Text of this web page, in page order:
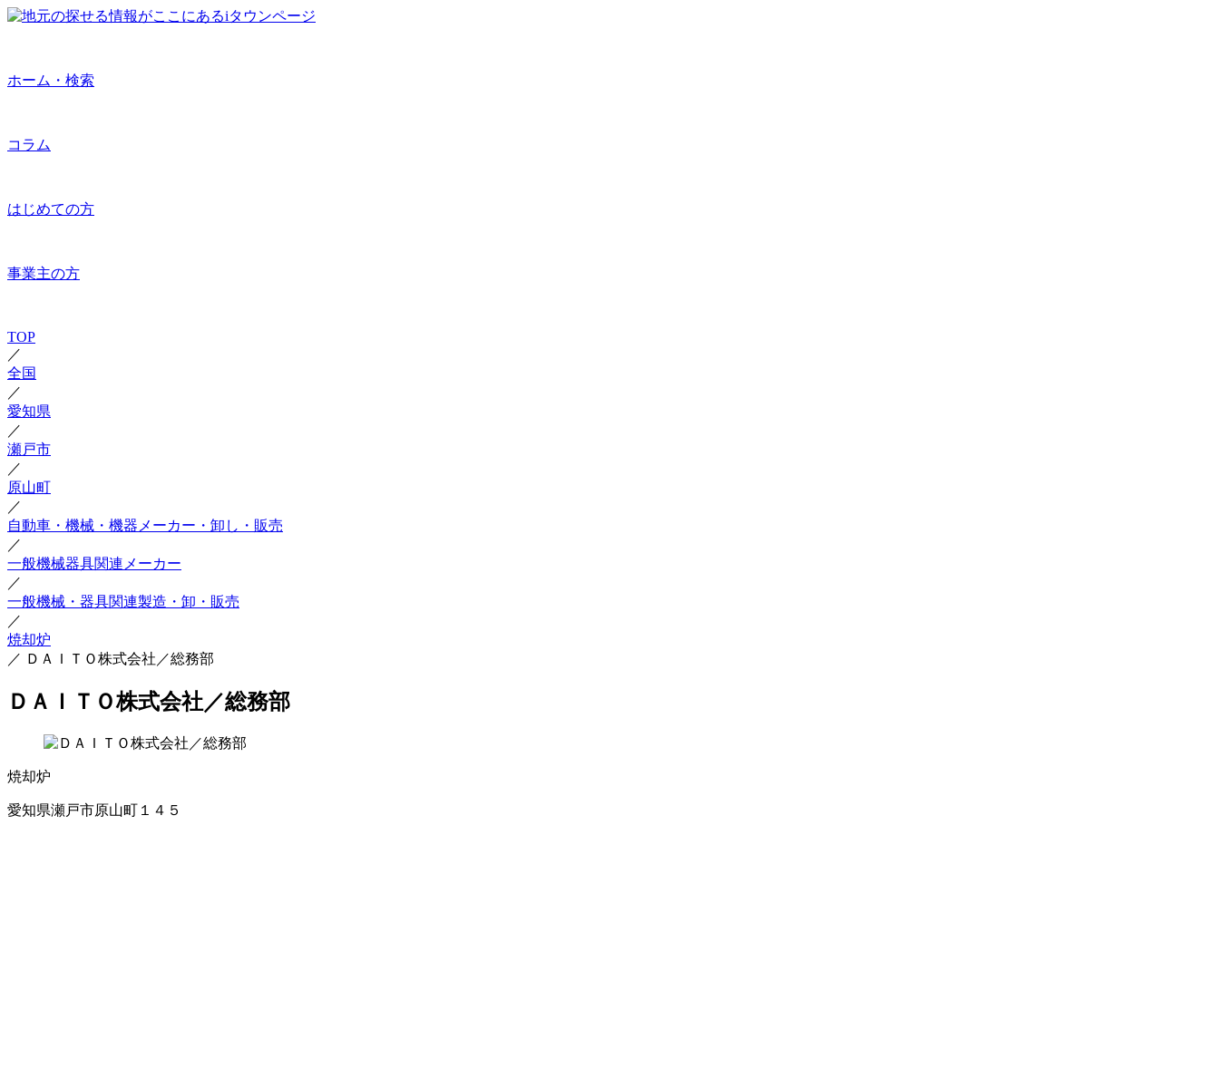
ホーム・検索
コラム
はじめての方
事業主の方
TOP
／
全国
／
愛知県
／
瀬戸市
／
原山町
／
自動車・機械・機器メーカー・卸し・販売
／
一般機械器具関連メーカー
／
一般機械・器具関連製造・卸・販売
／
焼却炉
／ ＤＡＩＴＯ株式会社／総務部
ＤＡＩＴＯ株式会社／総務部
焼却炉
愛知県瀬戸市原山町１４５